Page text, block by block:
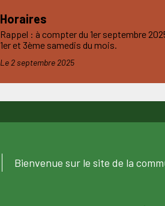
Horaires
Rappel : à compter du 1er septembre
1er et 3ème samedis du mois.
Le 2 septembre 2025
Bienvenue sur le site de la